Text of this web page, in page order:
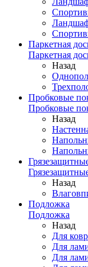
Паркетная
Паркетная
Назад
Пробковые
Пробковые
Назад
Назад
Подложка
Подложка
Назад
Для
Для
Для